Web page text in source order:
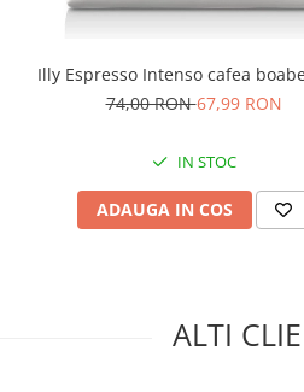
Illy Espresso Intenso cafea
74,00 RON67,99 RON
IN STOC
ADAUGA IN COS
ALTI